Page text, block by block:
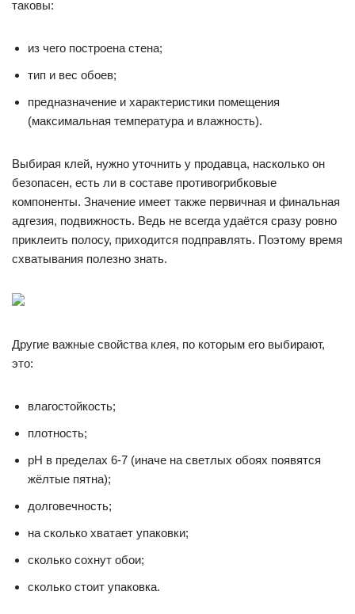
таковы:
из чего построена стена;
тип и вес обоев;
предназначение и характеристики помещения
(максимальная температура и влажность).
Выбирая клей, нужно уточнить у продавца, насколько он
безопасен, есть ли в составе противогрибковые
компоненты. Значение имеет также первичная и финальная
адгезия, подвижность. Ведь не всегда удаётся сразу ровно
приклеить полосу, приходится подправлять. Поэтому время
схватывания полезно знать.
Другие важные свойства клея, по которым его выбирают,
это:
влагостойкость;
плотность;
pH в пределах 6-7 (иначе на светлых обоях появятся
жёлтые пятна);
долговечность;
на сколько хватает упаковки;
сколько сохнут обои;
сколько стоит упаковка.